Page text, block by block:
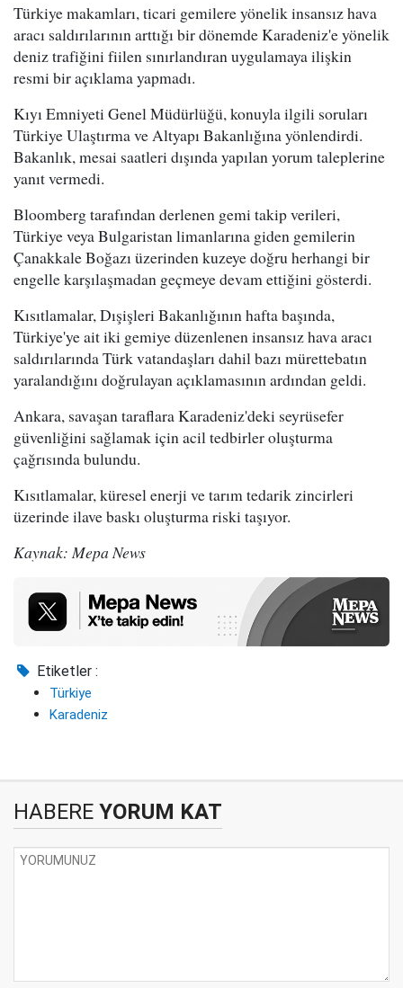
Türkiye makamları, ticari gemilere yönelik insansız hava
aracı saldırılarının arttığı bir dönemde Karadeniz'e yönelik
deniz trafiğini fiilen sınırlandıran uygulamaya ilişkin
resmi bir açıklama yapmadı.
Kıyı Emniyeti Genel Müdürlüğü, konuyla ilgili soruları
Türkiye Ulaştırma ve Altyapı Bakanlığına yönlendirdi.
Bakanlık, mesai saatleri dışında yapılan yorum taleplerine
yanıt vermedi.
Bloomberg tarafından derlenen gemi takip verileri,
Türkiye veya Bulgaristan limanlarına giden gemilerin
Çanakkale Boğazı üzerinden kuzeye doğru herhangi bir
engelle karşılaşmadan geçmeye devam ettiğini gösterdi.
Kısıtlamalar, Dışişleri Bakanlığının hafta başında,
Türkiye'ye ait iki gemiye düzenlenen insansız hava aracı
saldırılarında Türk vatandaşları dahil bazı mürettebatın
yaralandığını doğrulayan açıklamasının ardından geldi.
Ankara, savaşan taraflara Karadeniz'deki seyrüsefer
güvenliğini sağlamak için acil tedbirler oluşturma
çağrısında bulundu.
Kısıtlamalar, küresel enerji ve tarım tedarik zincirleri
üzerinde ilave baskı oluşturma riski taşıyor.
Kaynak: Mepa News
Etiketler :
Türkiye
Karadeniz
HABERE YORUM KAT